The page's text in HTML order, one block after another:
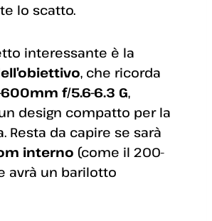
lo scatto.
interessante è la
, che ricorda
f/5.6-6.3 G,
design compatto per la
Resta da capire se sarà
interno (come il 200-
avrà un barilotto